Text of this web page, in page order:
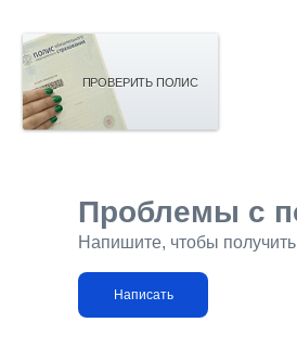
ПРОВЕРИТЬ ПОЛИС
Проблемы с
Напишите, чтобы
Написать